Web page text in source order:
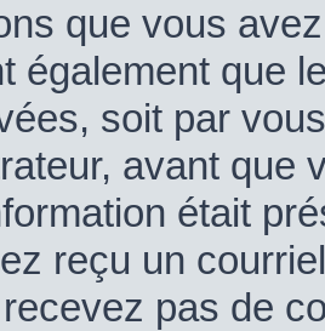
que vous
également que
soit par
avant que
était
reçu un
pas de